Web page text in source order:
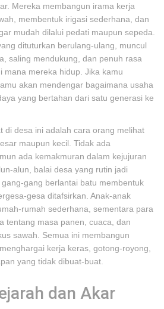
Mereka membangun irama kerja
membentuk irigasi sederhana, dan
mudah dilalui pedati maupun sepeda.
dituturkan berulang-ulang, muncul
saling mendukung, dan penuh rasa
mana mereka hidup. Jika kamu
akan mendengar bagaimana usaha
yang bertahan dari satu generasi ke
di desa ini adalah cara orang melihat
maupun kecil. Tidak ada
ada kemakmuran dalam kejujuran
alun, balai desa yang rutin jadi
gang berlantai batu membentuk
gesa ditafsirkan. Anak-anak
rumah sederhana, sementara para
tentang masa panen, cuaca, dan
sawah. Semua ini membangun
kerja keras, gotong-royong,
yang tidak dibuat-buat.
dan Akar